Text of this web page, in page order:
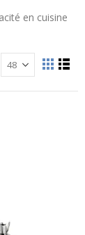
en cuisine
Afficher
comme
La